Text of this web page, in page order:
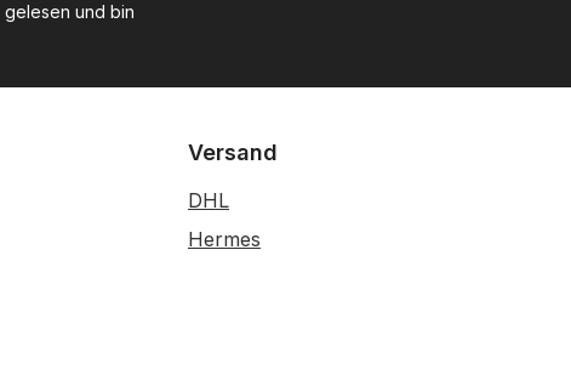
gelesen und bin
Versand
DHL
Hermes